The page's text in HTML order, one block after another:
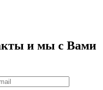
и мы с Вами